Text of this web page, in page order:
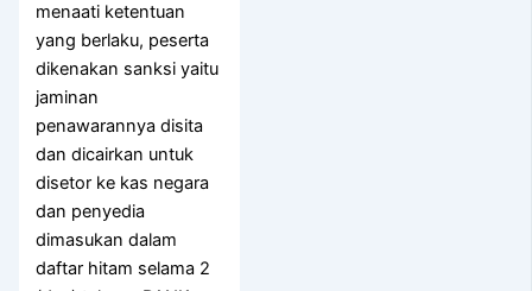
menaati ketentuan
yang berlaku, peserta
dikenakan sanksi yaitu
jaminan
penawarannya disita
dan dicairkan untuk
disetor ke kas negara
dan penyedia
dimasukan dalam
daftar hitam selama 2